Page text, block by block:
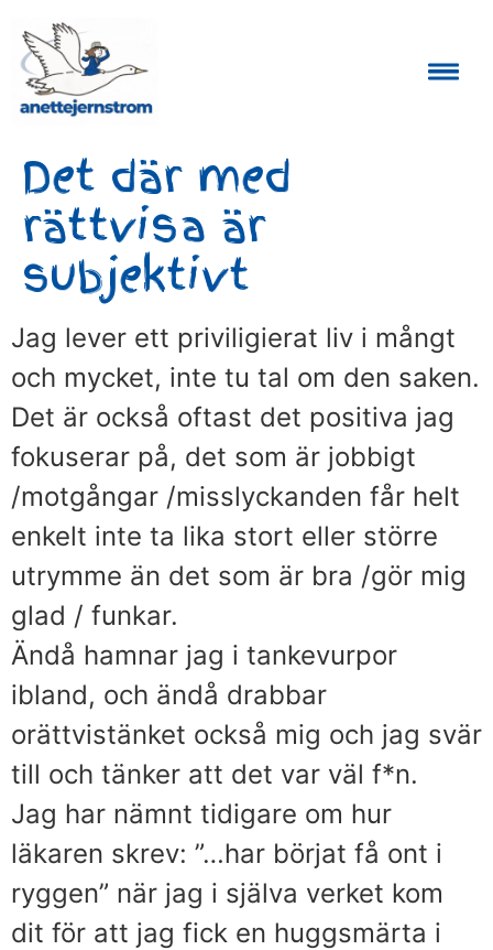
Det där med
rättvisa är
subjektivt
Jag lever ett priviligierat liv i mångt
och mycket, inte tu tal om den saken.
Det är också oftast det positiva jag
fokuserar på, det som är jobbigt
/motgångar /misslyckanden får helt
enkelt inte ta lika stort eller större
utrymme än det som är bra /gör mig
glad / funkar.
Ändå hamnar jag i tankevurpor
ibland, och ändå drabbar
orättvistänket också mig och jag svär
till och tänker att det var väl f*n.
Jag har nämnt tidigare om hur
läkaren skrev: ”…har börjat få ont i
ryggen” när jag i själva verket kom
dit för att jag fick en huggsmärta i